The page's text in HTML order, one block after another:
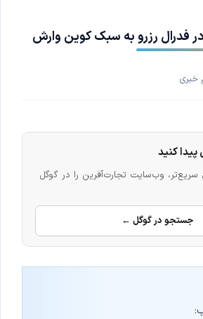
فدرال رزرو به سبک کوین وارش
خبری
پیدا کنید
وب‌سایت تجارت‌آفرین را در گوگل
جستجو در گوگل ←